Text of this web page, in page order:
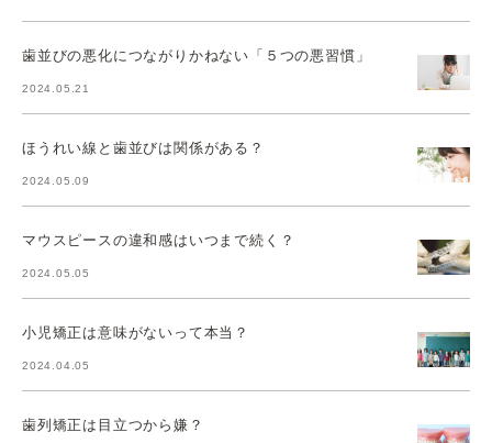
歯並びの悪化につながりかねない「５つの悪習慣」
2024.05.21
ほうれい線と歯並びは関係がある？
2024.05.09
マウスピースの違和感はいつまで続く？
2024.05.05
小児矯正は意味がないって本当？
2024.04.05
歯列矯正は目立つから嫌？